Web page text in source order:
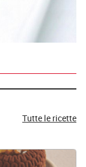
Tutte le ricette